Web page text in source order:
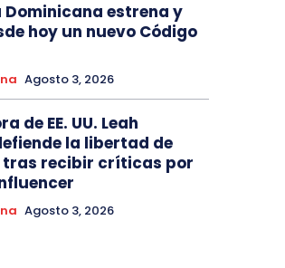
Dominicana estrena y
hoy un nuevo Código
Agosto 3, 2026
de EE. UU. Leah
la libertad de
tras recibir críticas por
Agosto 3, 2026